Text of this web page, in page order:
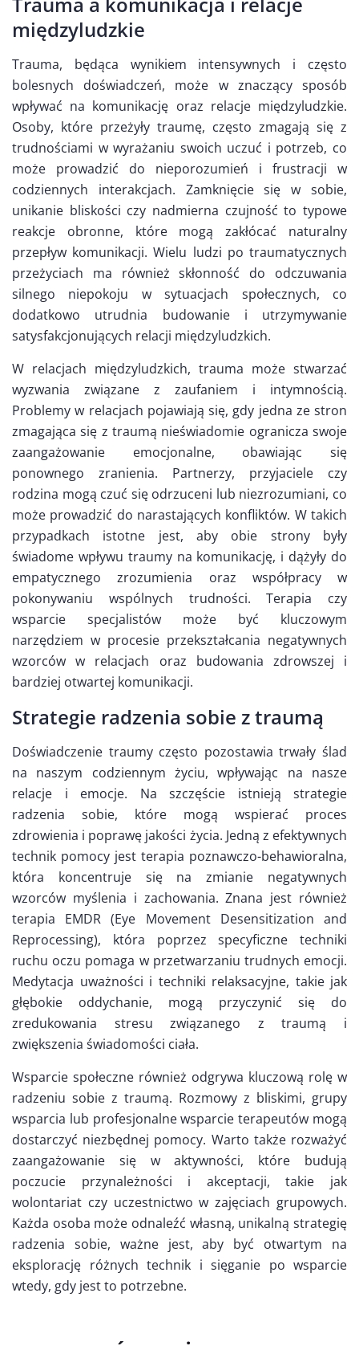
międzyludzkie
Trauma, będąca wynikiem intensywnych i często
bolesnych doświadczeń, może w znaczący sposób
wpływać na komunikację oraz relacje międzyludzkie.
Osoby, które przeżyły traumę, często zmagają się z
trudnościami w wyrażaniu swoich uczuć i potrzeb, co
może prowadzić do nieporozumień i frustracji w
codziennych interakcjach. Zamknięcie się w sobie,
unikanie bliskości czy nadmierna czujność to typowe
reakcje obronne, które mogą zakłócać naturalny
przepływ komunikacji. Wielu ludzi po traumatycznych
przeżyciach ma również skłonność do odczuwania
silnego niepokoju w sytuacjach społecznych, co
dodatkowo utrudnia budowanie i utrzymywanie
satysfakcjonujących relacji międzyludzkich.
W relacjach międzyludzkich, trauma może stwarzać
wyzwania związane z zaufaniem i intymnością.
Problemy w relacjach pojawiają się, gdy jedna ze stron
zmagająca się z traumą nieświadomie ogranicza swoje
zaangażowanie emocjonalne, obawiając się
ponownego zranienia. Partnerzy, przyjaciele czy
rodzina mogą czuć się odrzuceni lub niezrozumiani, co
może prowadzić do narastających konfliktów. W takich
przypadkach istotne jest, aby obie strony były
świadome wpływu traumy na komunikację, i dążyły do
empatycznego zrozumienia oraz współpracy w
pokonywaniu wspólnych trudności. Terapia czy
wsparcie specjalistów może być kluczowym
narzędziem w procesie przekształcania negatywnych
wzorców w relacjach oraz budowania zdrowszej i
bardziej otwartej komunikacji.
Strategie radzenia sobie z traumą
Doświadczenie traumy często pozostawia trwały ślad
na naszym codziennym życiu, wpływając na nasze
relacje i emocje. Na szczęście istnieją strategie
radzenia sobie, które mogą wspierać proces
zdrowienia i poprawę jakości życia. Jedną z efektywnych
technik pomocy jest terapia poznawczo-behawioralna,
która koncentruje się na zmianie negatywnych
wzorców myślenia i zachowania. Znana jest również
terapia EMDR (Eye Movement Desensitization and
Reprocessing), która poprzez specyficzne techniki
ruchu oczu pomaga w przetwarzaniu trudnych emocji.
Medytacja uważności i techniki relaksacyjne, takie jak
głębokie oddychanie, mogą przyczynić się do
zredukowania stresu związanego z traumą i
zwiększenia świadomości ciała.
Wsparcie społeczne również odgrywa kluczową rolę w
radzeniu sobie z traumą. Rozmowy z bliskimi, grupy
wsparcia lub profesjonalne wsparcie terapeutów mogą
dostarczyć niezbędnej pomocy. Warto także rozważyć
zaangażowanie się w aktywności, które budują
poczucie przynależności i akceptacji, takie jak
wolontariat czy uczestnictwo w zajęciach grupowych.
Każda osoba może odnaleźć własną, unikalną strategię
radzenia sobie, ważne jest, aby być otwartym na
eksplorację różnych technik i sięganie po wsparcie
wtedy, gdy jest to potrzebne.